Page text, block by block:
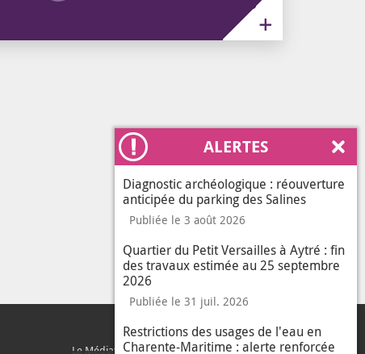
ALERTES
Diagnostic archéologique : réouverture
anticipée du parking des Salines
Publiée le 3 août 2026
Quartier du Petit Versailles à Aytré : fin
des travaux estimée au 25 septembre
2026
Publiée le 31 juil. 2026
Restrictions des usages de l'eau en
Charente-Maritime : alerte renforcée
Le Médiateur de l'Agglo